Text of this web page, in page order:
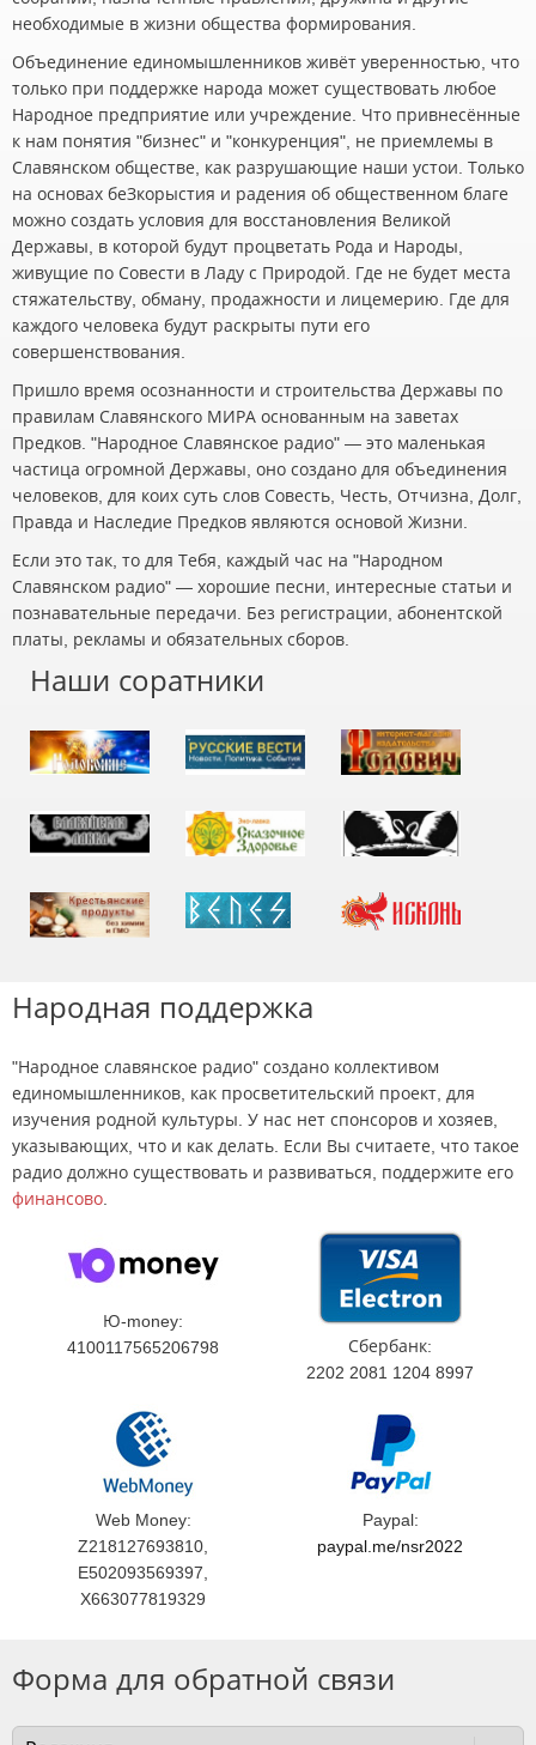
необходимые в жизни общества формирования.
Объединение единомышленников живёт уверенностью, что
только при поддержке народа может существовать любое
Народное предприятие или учреждение. Что привнесённые
к нам понятия "бизнес" и "конкуренция", не приемлемы в
Славянском обществе, как разрушающие наши устои. Только
на основах беЗкорыстия и радения об общественном благе
можно создать условия для восстановления Великой
Державы, в которой будут процветать Рода и Народы,
живущие по Совести в Ладу с Природой. Где не будет места
стяжательству, обману, продажности и лицемерию. Где для
каждого человека будут раскрыты пути его
совершенствования.
Пришло время осознанности и строительства Державы по
правилам Славянского МИРА основанным на заветах
Предков. "Народное Славянское радио" — это маленькая
частица огромной Державы, оно создано для объединения
человеков, для коих суть слов Совесть, Честь, Отчизна, Долг,
Правда и Наследие Предков являются основой Жизни.
Если это так, то для Тебя, каждый час на "Народном
Славянском радио" — хорошие песни, интересные статьи и
познавательные передачи. Без регистрации, абонентской
платы, рекламы и обязательных сборов.
Наши соратники
Народная поддержка
"Народное славянское радио" создано коллективом
единомышленников, как просветительский проект, для
изучения родной культуры. У нас нет спонсоров и хозяев,
указывающих, что и как делать. Если Вы считаете, что такое
радио должно существовать и развиваться, поддержите его
финансово.
Ю-money:
4100117565206798
Сбербанк:
2202 2081 1204 8997
Web Money:
Z218127693810,
E502093569397,
X663077819329
Paypal:
paypal.me/nsr2022
Форма для обратной связи